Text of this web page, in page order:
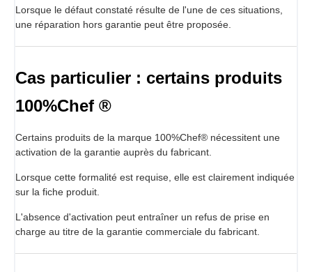
Lorsque le défaut constaté résulte de l'une de ces situations,
une réparation hors garantie peut être proposée.
Cas particulier : certains produits
100%Chef ®
Certains produits de la marque 100%Chef® nécessitent une
activation de la garantie auprès du fabricant.
Lorsque cette formalité est requise, elle est clairement indiquée
sur la fiche produit.
L'absence d'activation peut entraîner un refus de prise en
charge au titre de la garantie commerciale du fabricant.